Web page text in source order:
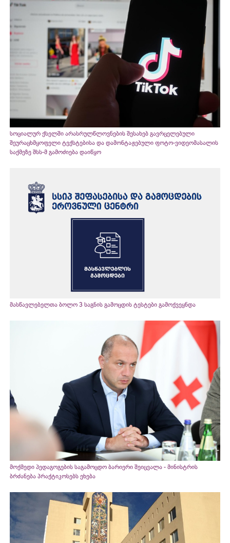
სოციალურ ქსელში არასრულწლოვნების შესახებ გავრცელებული
შეურაცხმყოფელი ტექსტებისა და დამონტაჟებული ფოტო-ვიდეომასალის
საქმეზე შსს-მ გამოძიება დაიწყო
მასწავლებელთა ბოლო 3 საგნის გამოცდის ტესტები გამოქვეყნდა
მოქმედი პედაგოგების საგამოცდო ბარიერი შეიცვალა - მინისტრის
ბრძანება პრაქტიკოსებს ეხება